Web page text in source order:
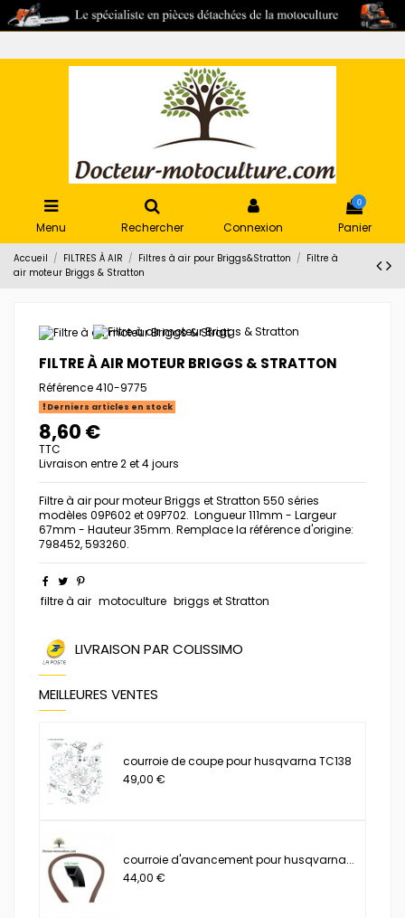
Menu Rechercher Connexion
0
Panier
Accueil FILTRES À AIR Filtres à air pour Briggs&Stratton
Filtre à
air moteur Briggs & Stratton
FILTRE À AIR MOTEUR BRIGGS & STRATTON
Référence410-9775
Derniers articles en stock
8,60 €
TTC
Livraison entre 2 et 4 jours
Filtre à air pour moteur Briggs et Stratton 550 séries
modèles 09P602 et 09P702. Longueur 111mm - Largeur
67mm - Hauteur 35mm. Remplace la référence d'origine:
798452, 593260.
filtre à air motoculture briggs et Stratton
LIVRAISON PAR COLISSIMO
MEILLEURES VENTES
courroie de coupe pour husqvarna TC138
49,00 €
courroie d'avancement pour husqvarna...
44,00 €